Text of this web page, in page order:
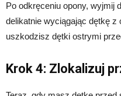
Po odkręceniu opony, wyjmij
delikatnie wyciągając dętkę z
uszkodzisz dętki ostrymi
Krok 4: Zlokalizuj